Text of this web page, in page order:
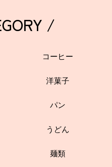
/
コーヒー
洋菓子
パン
うどん
麺類